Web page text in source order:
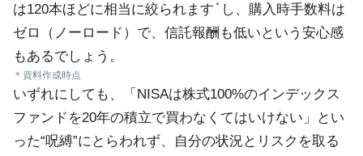
は120本ほどに相当に絞られます ＊ し、購入時手数料は
ゼロ（ノーロード）で、信託報酬も低いという安心感
もあるでしょう。
＊資料作成時点
いずれにしても、「NISAは株式100%のインデックス
ファンドを20年の積立で買わなくてはいけない」とい
った“呪縛”にとらわれず、自分の状況とリスクを取る